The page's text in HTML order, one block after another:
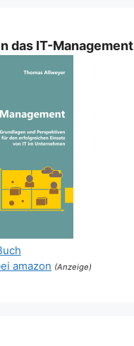
das IT-Management
amazon (Anzeige)